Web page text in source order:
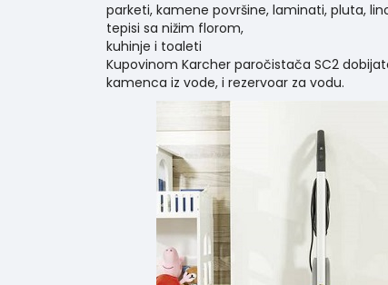
parketi, kamene površine, laminati, pluta,
tepisi sa nižim florom,
kuhinje i toaleti
Kupovinom Karcher paročistača SC2
kamenca iz vode, i rezervoar za vodu.